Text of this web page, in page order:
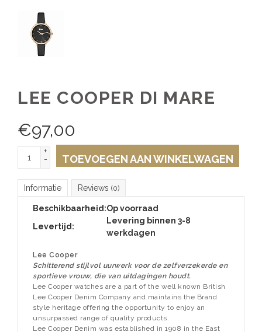
LEE COOPER DI MARE
€97,00
+
-
TOEVOEGEN AAN WINKELWAGEN
Informatie Reviews (0)
Beschikbaarheid:Op voorraad
Levertijd:
Levering binnen 3-8
werkdagen
Lee Cooper
Schitterend stijlvol uurwerk voor de zelfverzekerde en
sportieve vrouw, die van uitdagingen houdt.
Lee Cooper watches are a part of the well known British
Lee Cooper Denim Company and maintains the Brand
style heritage offering the opportunity to enjoy an
unsurpassed range of quality products.
Lee Cooper Denim was established in 1908 in the East